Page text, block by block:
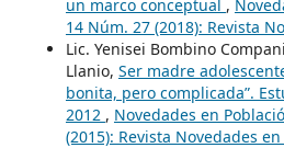
un marco conceptual ,
14 Núm. 27 (2018): Revista
Lic. Yenisei Bombino
Llanio, Ser madre
bonita, pero complicada”.
2012 , Novedades en
(2015): Revista Novedades